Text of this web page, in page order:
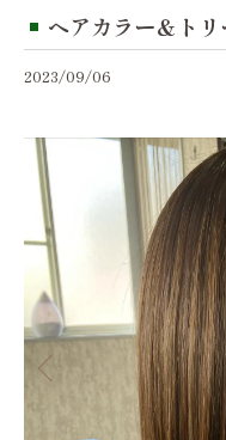
ヘアカラー＆ト
2023/09/06